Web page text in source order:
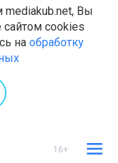
mediakub.net, Вы
сайтом cookies
на обработку
16+